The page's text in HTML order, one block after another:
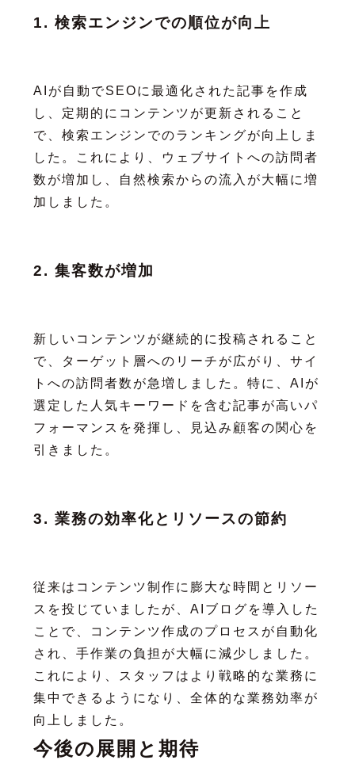
1. 検索エンジンでの順位が向上
AIが自動でSEOに最適化された記事を作成
し、定期的にコンテンツが更新されること
で、検索エンジンでのランキングが向上しま
した。これにより、ウェブサイトへの訪問者
数が増加し、自然検索からの流入が大幅に増
加しました。
2. 集客数が増加
新しいコンテンツが継続的に投稿されること
で、ターゲット層へのリーチが広がり、サイ
トへの訪問者数が急増しました。特に、AIが
選定した人気キーワードを含む記事が高いパ
フォーマンスを発揮し、見込み顧客の関心を
引きました。
3. 業務の効率化とリソースの節約
従来はコンテンツ制作に膨大な時間とリソー
スを投じていましたが、AIブログを導入した
ことで、コンテンツ作成のプロセスが自動化
され、手作業の負担が大幅に減少しました。
これにより、スタッフはより戦略的な業務に
集中できるようになり、全体的な業務効率が
向上しました。
今後の展開と期待